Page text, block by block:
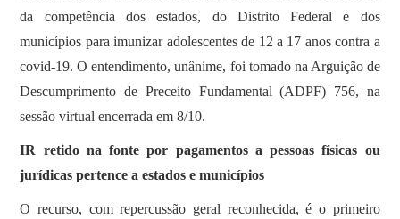
da competência dos estados, do Distrito Federal e dos
municípios para imunizar adolescentes de 12 a 17 anos contra a
covid-19. O entendimento, unânime, foi tomado na Arguição de
Descumprimento de Preceito Fundamental (ADPF) 756, na
sessão virtual encerrada em 8/10.
IR retido na fonte por pagamentos a pessoas físicas ou
jurídicas pertence a estados e municípios
O recurso, com repercussão geral reconhecida, é o primeiro